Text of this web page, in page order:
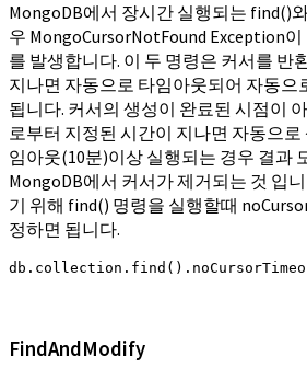
MongoDB에서 장시간 실행되는 find()
우 MongoCursorNotFound Exception
를 발생합니다. 이 두 명령은 커서를 반
지나면 자동으로 타임아웃되어 자동으
됩니다. 커서의 생성이 완료된 시점이
로부터 지정된 시간이 지나면 자동으
임아웃(10분)이상 실행되는 경우 결과
MongoDB에서 커서가 제거되는 것 입
기 위해 find() 명령을 실행할때
정하면 됩니다.
FindAndModify